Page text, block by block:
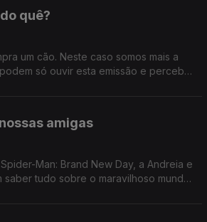
quê?
um cão. Neste caso somos mais a
só ouvir esta emissão e perceber
amigas
Man: Brand New Day, a Andreia e
saber tudo sobre o maravilhoso mundo